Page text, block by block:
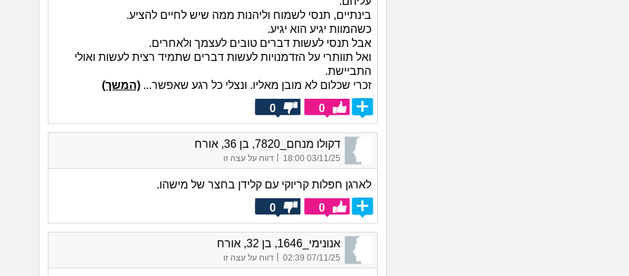
בינתיים, תנסי לשמוח וליהנות ממה שיש לחיים להציע.
כשהמוות יגיע הוא יגיע.
אבל תנסי לעשות דברים טובים לעצמך ולאחרים.
ואל תוותרי על הזדמנויות לעשות דברים שתמיד רצית לעשות ואולי
התביישת.
זכרי שכלום לא מובן מאליו. ונצלי כל רגע שאפשר... (המשך)
0
0
דקולו מנחם_7820, בן 36, אורח
03/11/25 18:00 דווח על עצה זו
לארגן חפלות קריוקי עם קלידן בחצר של מישהו.
0
0
אנונימי_1646, בן 32, אורח
07/11/25 02:39 דווח על עצה זו